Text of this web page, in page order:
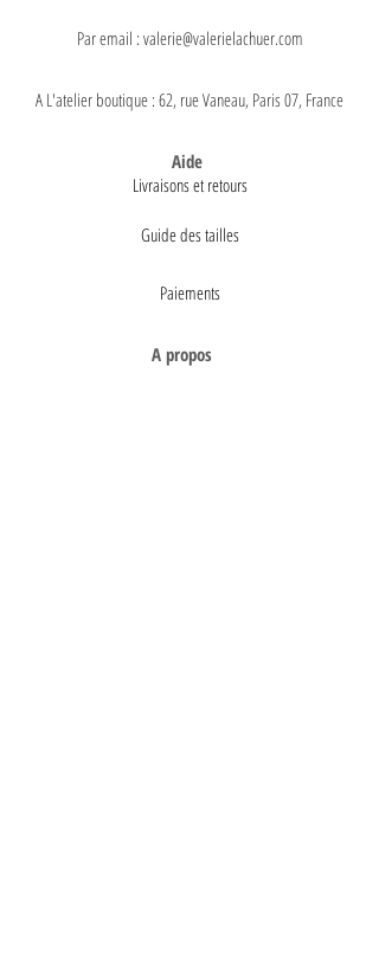
Par email : valerie@valerielachuer.com
A L'atelier boutique : 62, rue Vaneau, Paris 07, France
Aide
Livraisons et retours
Guide des tailles
Paiements
A propos